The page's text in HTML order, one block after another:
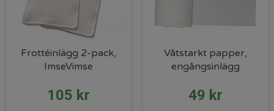
Frottéinlägg 2-pack,
ImseVimse
105 kr
Våtstarkt papper,
engångsinlägg
49 kr